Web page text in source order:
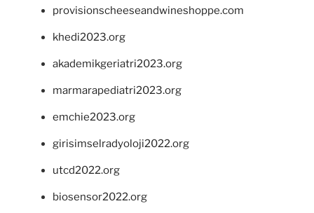
provisionscheeseandwineshoppe.com
khedi2023.org
akademikgeriatri2023.org
marmarapediatri2023.org
emchie2023.org
girisimselradyoloji2022.org
utcd2022.org
biosensor2022.org